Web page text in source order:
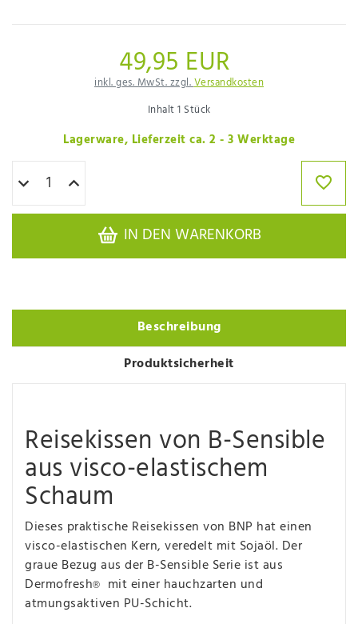
49,95 EUR
inkl. ges. MwSt. zzgl.Versandkosten
Inhalt1 Stück
Lagerware, Lieferzeit ca. 2 - 3 Werktage
IN DEN WARENKORB
Beschreibung
Produktsicherheit
Reisekissen von B-Sensible
aus visco-elastischem
Schaum
Dieses praktische Reisekissen von BNP hat einen
visco-elastischen Kern, veredelt mit Sojaöl. Der
graue Bezug aus der B-Sensible Serie ist aus
Dermofresh®
mit einer hauchzarten und
atmungsaktiven PU-Schicht.